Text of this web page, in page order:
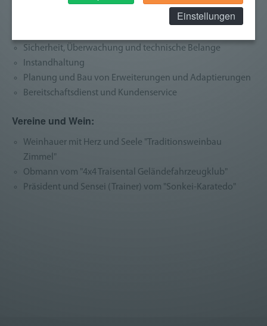
Geschäftsführer der Zimmel Verwaltungs GmbH:
Sicherheit, Überwachung und technische Belange
Instandhaltung
Planung und Bau von Erweiterungen und Adaptierungen
Bereitschaftsdienst und Kundenservice
Vereine und Wein:
Weinhauer mit Herz und Seele "Traditionsweinbau
Zimmel"
Obmann vom "4x4 Traisental Geländefahrzeugklub"
Präsident und Sensei (Trainer) vom "Sonkei-Karatedo"
verarbeitet werden und dagegen keine wirksamen
Rechtsbehelfe erhoben werden können. Zudem finden
Ihre Einwilligung widerrufen und Widerspruch ausüben.
Weitere Infomationen finden Sie hier:
Datenschutzerklärung
Einstellungen